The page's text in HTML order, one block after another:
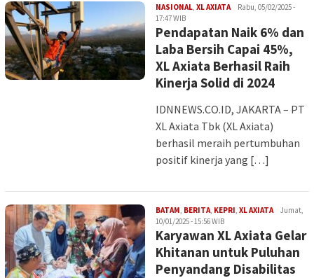
NASIONAL, XL AXIATAImanRabu, 05/02/2025 -
17:47 WIB
Pendapatan Naik 6% dan
Laba Bersih Capai 45%,
XL Axiata Berhasil Raih
Kinerja Solid di 2024
IDNNEWS.CO.ID, JAKARTA – PT
XL Axiata Tbk (XL Axiata)
berhasil meraih pertumbuhan
positif kinerja yang […]
BATAM, BERITA, KEPRI, XL AXIATAImanJumat,
10/01/2025 - 15:56 WIB
Karyawan XL Axiata Gelar
Khitanan untuk Puluhan
Penyandang Disabilitas